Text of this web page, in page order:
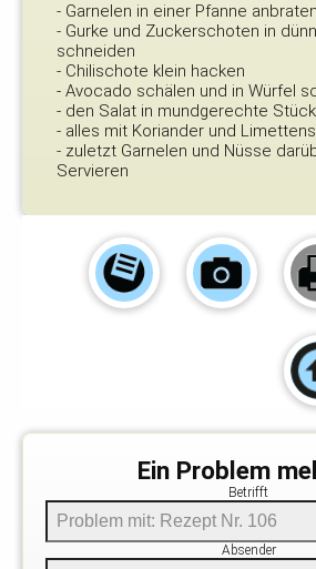
- Garnelen in einer Pfanne anbraten
- Gurke und Zuckerschoten in
schneiden
- Chilischote klein hacken
- Avocado schälen und in Würfel
- den Salat in mundgerechte
- alles mit Koriander und
- zuletzt Garnelen und Nüsse
Servieren
Ein Problem
Betrifft
Absender